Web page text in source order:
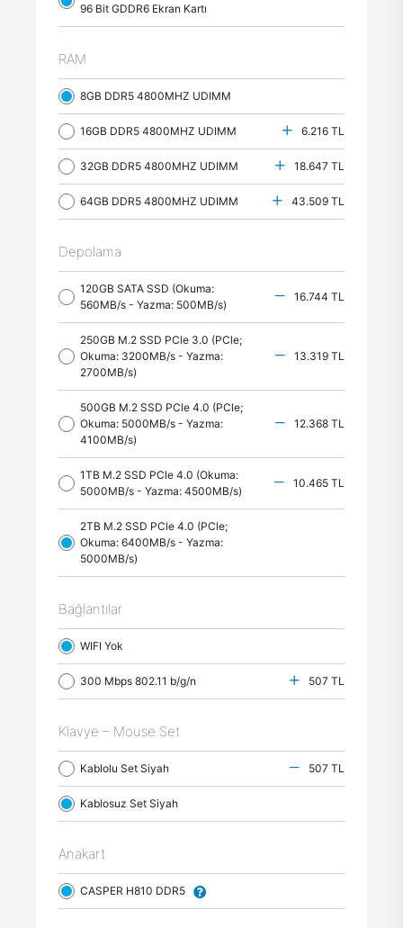
96 Bit GDDR6 Ekran Kartı
RAM
8GB DDR5 4800MHZ UDIMM
16GB DDR5 4800MHZ UDIMM 6.216 TL
32GB DDR5 4800MHZ UDIMM 18.647 TL
64GB DDR5 4800MHZ UDIMM 43.509 TL
Depolama
120GB SATA SSD (Okuma:
560MB/s - Yazma: 500MB/s)
16.744 TL
250GB M.2 SSD PCle 3.0 (PCle;
Okuma: 3200MB/s - Yazma:
2700MB/s)
13.319 TL
500GB M.2 SSD PCle 4.0 (PCle;
Okuma: 5000MB/s - Yazma:
4100MB/s)
12.368 TL
1TB M.2 SSD PCle 4.0 (Okuma:
5000MB/s - Yazma: 4500MB/s)
10.465 TL
2TB M.2 SSD PCle 4.0 (PCle;
Okuma: 6400MB/s - Yazma:
5000MB/s)
Bağlantılar
WIFI Yok
300 Mbps 802.11 b/g/n 507 TL
Klavye – Mouse Set
Kablolu Set Siyah 507 TL
Kablosuz Set Siyah
Anakart
CASPER H810 DDR5